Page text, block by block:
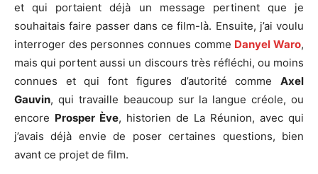
et qui portaient déjà un message pertinent que je
souhaitais faire passer dans ce film-là. Ensuite, j’ai voulu
interroger des personnes connues comme Danyel Waro,
mais qui portent aussi un discours très réfléchi, ou moins
connues et qui font figures d’autorité comme Axel
Gauvin, qui travaille beaucoup sur la langue créole, ou
encore Prosper Ève, historien de La Réunion, avec qui
j’avais déjà envie de poser certaines questions, bien
avant ce projet de film.